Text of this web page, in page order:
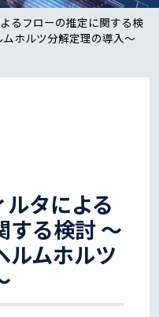
るフローの推定に関する検
ホルツ分解定理の導入〜
タによる
する検討 〜
ルムホルツ